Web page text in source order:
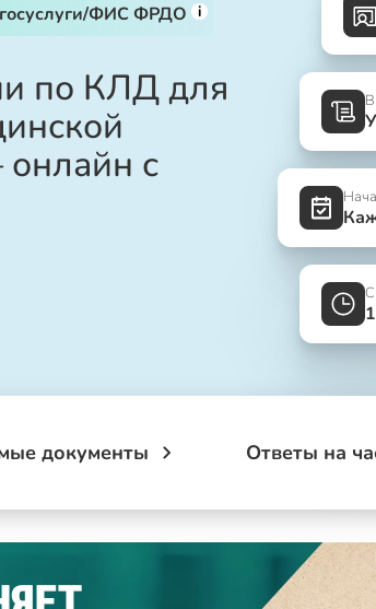
ФИС ФРДО i
по КЛД для
с
документы Ответы на